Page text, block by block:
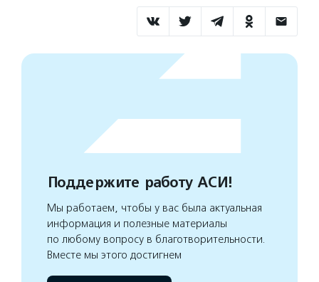
Поддержите работу АСИ!
Мы работаем, чтобы у вас была актуальная
информация и полезные материалы
по любому вопросу в благотворительности.
Вместе мы этого достигнем